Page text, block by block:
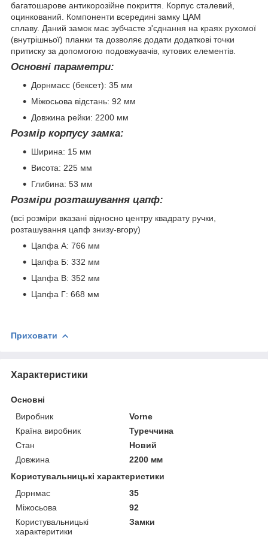
багатошарове антикорозійне покриття. Корпус сталевий,
оцинкований. Компоненти всередині замку ЦАМ
сплаву. Даний замок має зубчасте з'єднання на краях рухомої
(внутрішньої) планки та дозволяє додати додаткові точки
притиску за допомогою подовжувачів, кутових елементів.
Основні параметри:
Дорнмасс (бексет): 35 мм
Міжосьова відстань: 92 мм
Довжина рейки: 2200 мм
Розмір корпусу замка:
Ширина: 15 мм
Висота: 225 мм
Глибина: 53 мм
Розміри розташування цапф:
(всі розміри вказані відносно центру квадрату ручки,
розташування цапф знизу-вгору)
Цапфа А: 766 мм
Цапфа Б: 332 мм
Цапфа В: 352 мм
Цапфа Г: 668 мм
Приховати
Характеристики
Основні
Виробник
Vorne
Країна виробник
Туреччина
Стан
Новий
Довжина
2200 мм
Користувальницькі характеристики
Дорнмас
35
Міжосьова
92
Користувальницькі
характеритики
Замки